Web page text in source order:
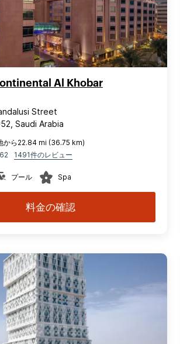
Al Khobar
Street
Saudi Arabia
から22.84 mi (36.75 km)
1491件のレビュー
プール Spa
料金の確認